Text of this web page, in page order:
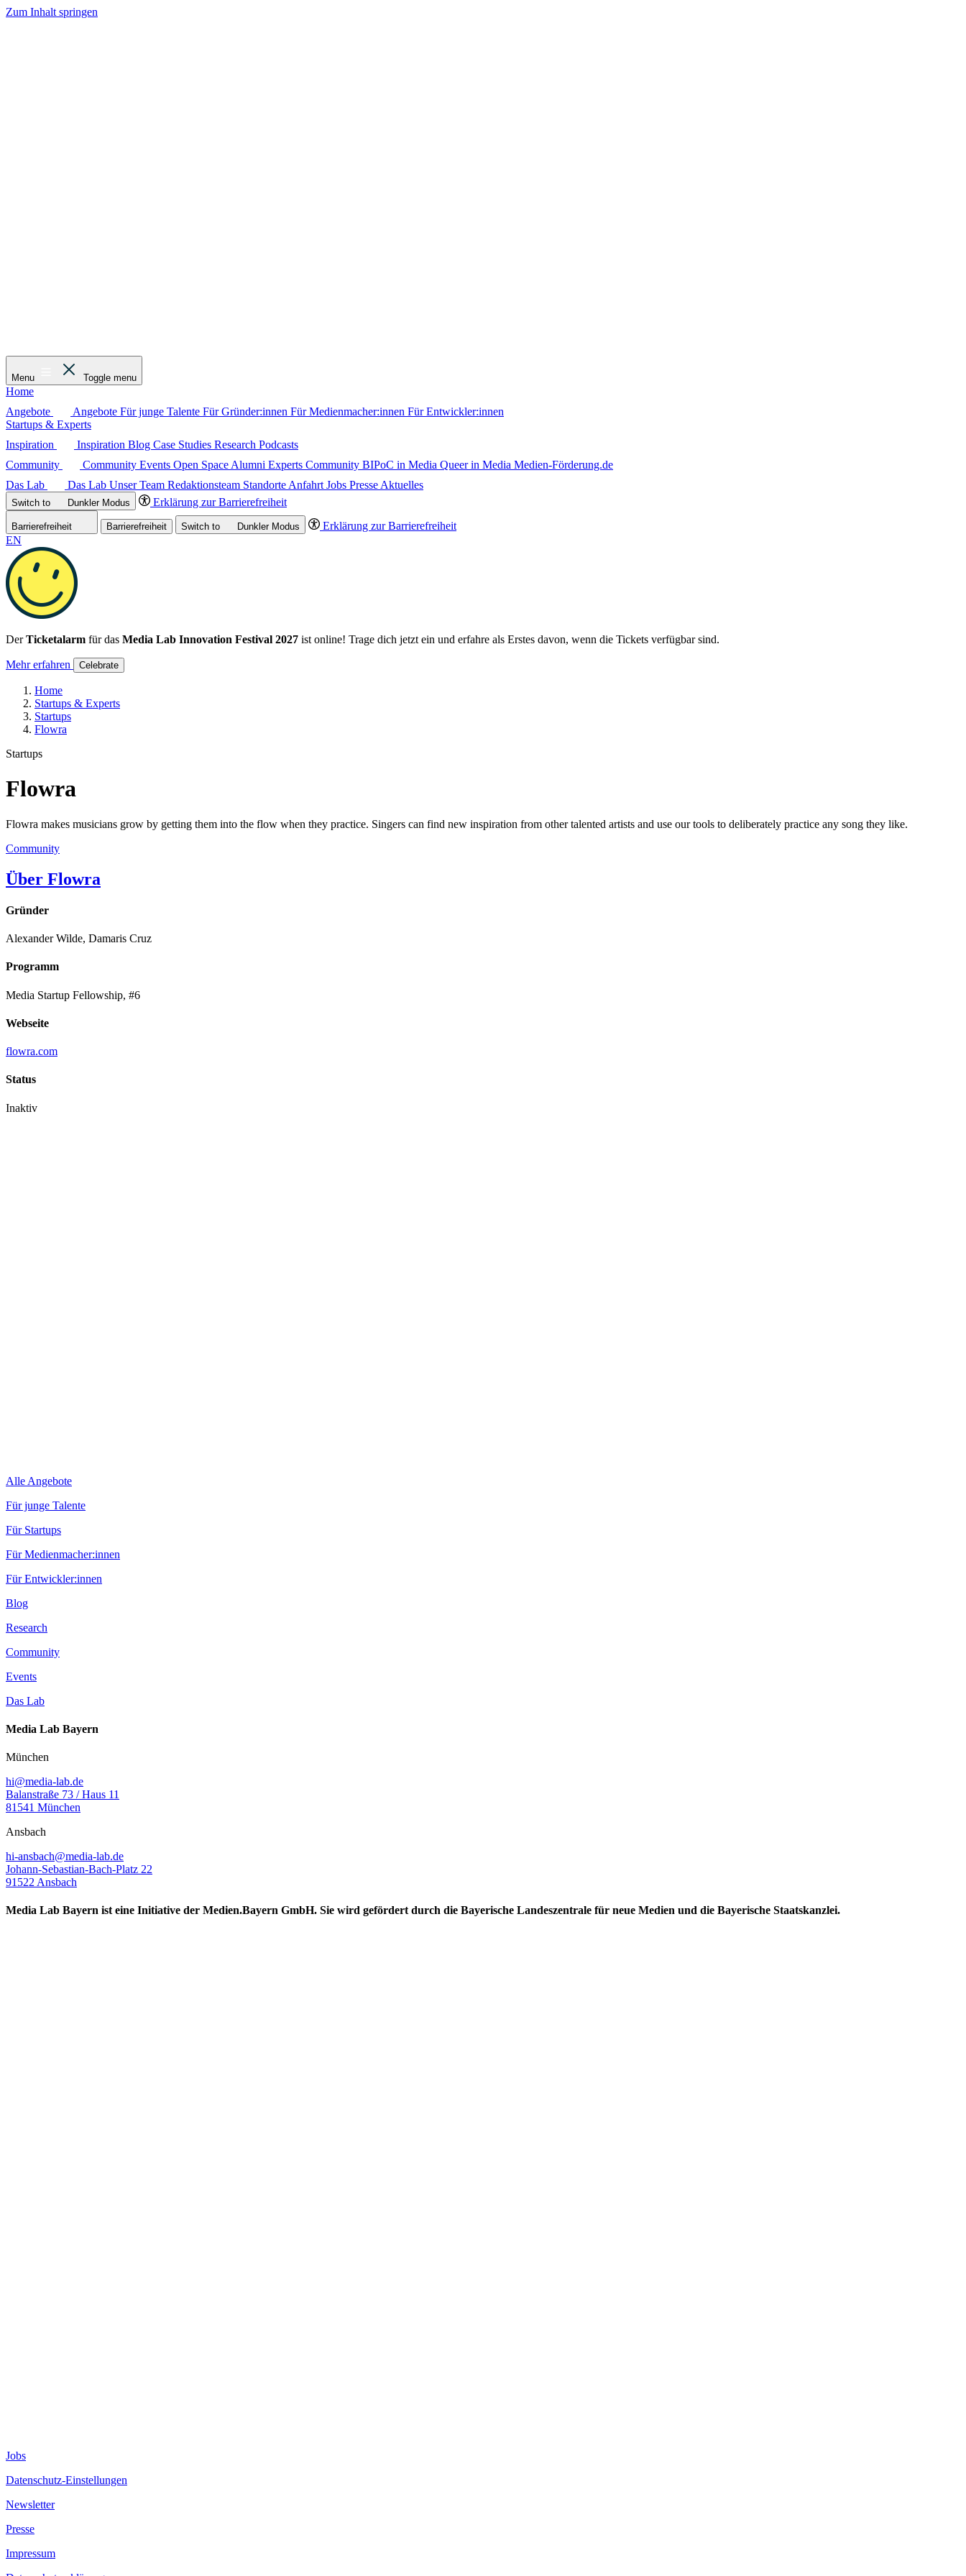
Zum Inhalt springen
Menu Toggle menu
Home
Angebote
Angebote Für junge Talente Für Gründer:innen Für Medienmacher:innen Für Entwickler:innen
Startups & Experts
Inspiration
Inspiration Blog Case Studies Research Podcasts
Community
Community Events Open Space Alumni Experts Community BIPoC in Media Queer in Media Medien-Förderung.de
Das Lab
Das Lab Unser Team Redaktionsteam Standorte Anfahrt Jobs Presse Aktuelles
Switch to DunklerModus Erklärung zur Barrierefreiheit
Barrierefreiheit Barrierefreiheit Switch to DunklerModus
Erklärung zur Barrierefreiheit
EN
DerTicketalarm für das Media Lab Innovation Festival 2027 ist online! Trage dich jetzt ein und erfahre als Erstes davon, wenn die Tickets verfügbar sind.
Mehr erfahren Celebrate
Home
Startups & Experts
Startups
Flowra
Startups
Flowra
Flowra makes musicians grow by getting them into the flow when they practice. Singers can find new inspiration from other talented artists and use our tools to deliberately practice any song they like.
Community
Über Flowra
Gründer
Alexander Wilde, Damaris Cruz
Programm
Media Startup Fellowship, #6
Webseite
flowra.com
Status
Inaktiv
Alle Angebote
Für junge Talente
Für Startups
Für Medienmacher:innen
Für Entwickler:innen
Blog
Research
Community
Events
Das Lab
Media Lab Bayern
München
hi@media-lab.de
Balanstraße 73 / Haus 11
81541 München
Ansbach
hi-ansbach@media-lab.de
Johann-Sebastian-Bach-Platz 22
91522 Ansbach
Media Lab Bayern ist eine Initiative der Medien.Bayern GmbH. Sie wird gefördert durch die Bayerische Landeszentrale für neue Medien und die Bayerische Staatskanzlei.
Jobs
Datenschutz-Einstellungen
Newsletter
Presse
Impressum